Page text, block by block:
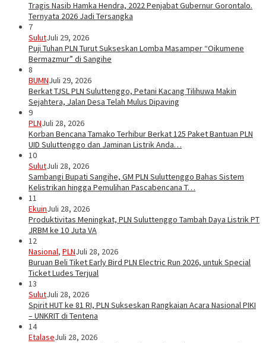
Tragis Nasib Hamka Hendra, 2022 Penjabat Gubernur Gorontalo.
Ternyata 2026 Jadi Tersangka
7
SulutJuli 29, 2026
Puji Tuhan PLN Turut Sukseskan Lomba Masamper “Oikumene
Bermazmur” di Sangihe
8
BUMNJuli 29, 2026
Berkat TJSL PLN Suluttenggo, Petani Kacang Tilihuwa Makin
Sejahtera, Jalan Desa Telah Mulus Dipaving
9
PLNJuli 28, 2026
Korban Bencana Tamako Terhibur Berkat 125 Paket Bantuan PLN
UID Suluttenggo dan Jaminan Listrik Anda…
10
SulutJuli 28, 2026
Sambangi Bupati Sangihe, GM PLN Suluttenggo Bahas Sistem
Kelistrikan hingga Pemulihan Pascabencana T…
11
EkuinJuli 28, 2026
Produktivitas Meningkat, PLN Suluttenggo Tambah Daya Listrik PT
JRBM ke 10 Juta VA
12
Nasional, PLNJuli 28, 2026
Buruan Beli Tiket Early Bird PLN Electric Run 2026, untuk Special
Ticket Ludes Terjual
13
SulutJuli 28, 2026
Spirit HUT ke 81 RI, PLN Sukseskan Rangkaian Acara Nasional PIKI
– UNKRIT di Tentena
14
EtalaseJuli 28, 2026